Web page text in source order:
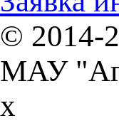
© 2014-
МАУ
x